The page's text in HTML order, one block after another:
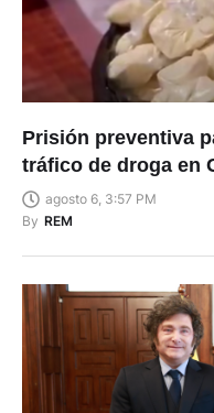
Prisión preventiva
tráfico de droga en
agosto 6, 3:57 PM
By REM